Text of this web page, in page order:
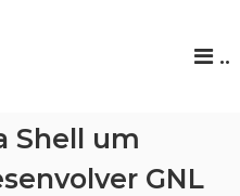
..
Shell um
GNL